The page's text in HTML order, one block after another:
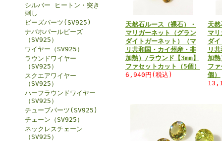
シルバー ヒートン・突き
刺し
ビーズパーツ(SV925)
ナバホパールビーズ
（SV925）
ワイヤー（SV925）
ラウンドワイヤー
（SV925）
スクエアワイヤー
（SV925）
ハーフラウンドワイヤー
（SV925）
チューブパーツ(SV925)
チェーン（SV925）
ネックレスチェーン
（SV925）
天然石ルース（裸石）・
マリガーネット（グラン
ダイトガーネット）（マ
リ共和国・カイ州産・非
加熱）/ラウンド【3mm】
ファセットカット（5個）
6,940円(税込)
天
マ
ダ
リ
加熱
フ
個）